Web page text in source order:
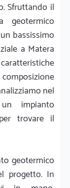
Sfruttando il
geotermico
bassissimo
a Matera
nel
impianto
trovare il
geotermico
progetto. In